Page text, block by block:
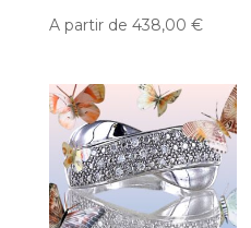
A partir de 438,00 €